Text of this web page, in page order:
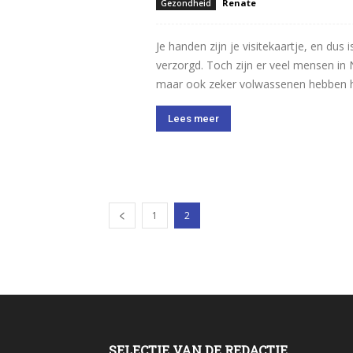
Gezondheid Renate
Je handen zijn je visitekaartje, en
verzorgd. Toch zijn er veel mensen in
maar ook zeker volwassenen hebben
Lees meer
1 2